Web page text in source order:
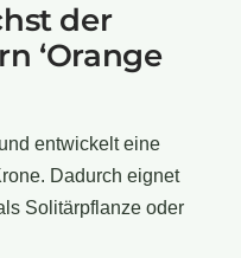
der
‘Orange
entwickelt eine
Dadurch eignet
Solitärpflanze oder